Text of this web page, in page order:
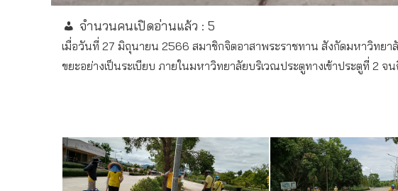
จำนวนคนเปิดอ่านแล้ว : 5
เมื่อวันที่ 27 มิถุนายน 2566 สมาชิกจิตอาสาพระราชทาน สังกัดมหาวิทยา
ขยะอย่างเป็นระเบียบ ภายในมหาวิทยาลัยบริเวณประตูทางเข้าประตูที่